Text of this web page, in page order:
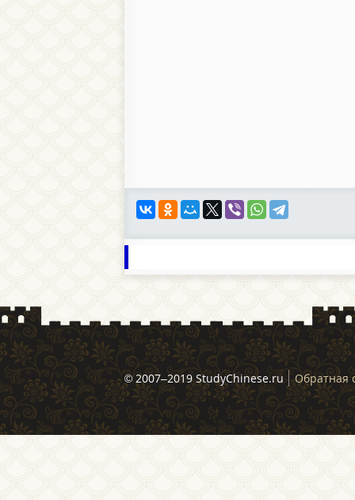
© 2007–2019 StudyChinese.ru Обратная